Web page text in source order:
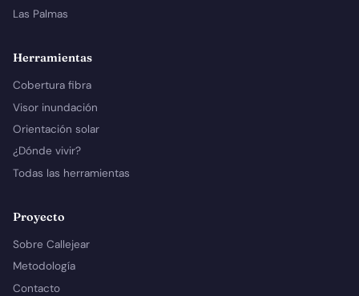
Las Palmas
Herramientas
Cobertura fibra
Visor inundación
Orientación solar
¿Dónde vivir?
Todas las herramientas
Proyecto
Sobre Callejear
Metodología
Contacto